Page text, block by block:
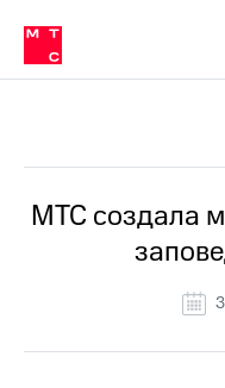
Медиа-центр
и акционерам
Устойчивое развитие
Комплаенс и деловая этика
компании
Карьера
История
компании
Руководство
в МТС
Пресс-
релизы
о технологиях
МТС создала